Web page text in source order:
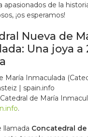
apasionados de la
¡os esperamos!
Nueva de
Una joya a
de María
.
llamada Concatedral de